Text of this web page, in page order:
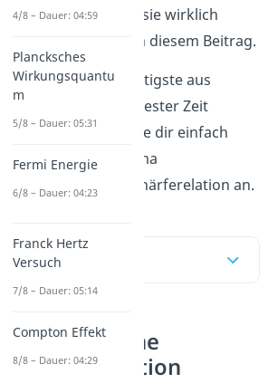
genau lautet und was sie wirklich
aussagt, erfährst du in diesem Beitrag.
Du möchtest das Wichtigste aus
Beitrag in kürzester Zeit
erfahren? Dann schaue dir einfach
Videozum Thema
Heisenbergsche Unschärferelation an.
Inhaltsübersicht
Heisenbergsche
Unschärferelation
4/8 – Dauer: 04:59
Plancksches
Wirkungsquantu
m
5/8 – Dauer: 05:31
Fermi Energie
6/8 – Dauer: 04:23
Franck Hertz
Versuch
7/8 – Dauer: 05:14
Compton Effekt
8/8 – Dauer: 04:29